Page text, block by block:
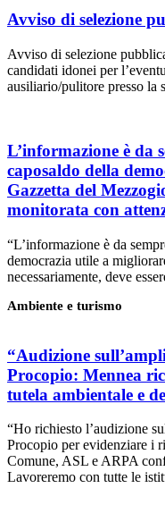
Avviso di selezione
Avviso di selezione
candidati idonei per
ausiliario/pulitore presso la
L’informazione è da
caposaldo della
Gazzetta del
monitorata con
“L’informazione è da
democrazia utile a
necessariamente, deve
Ambiente e turismo
“Audizione
Procopio: Mennea
tutela ambientale e
“Ho richiesto l’audizione
Procopio per evidenziare i
Comune, ASL e ARPA
Lavoreremo con tutte le